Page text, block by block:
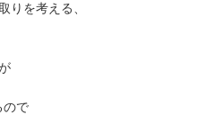
りを考える、
ので